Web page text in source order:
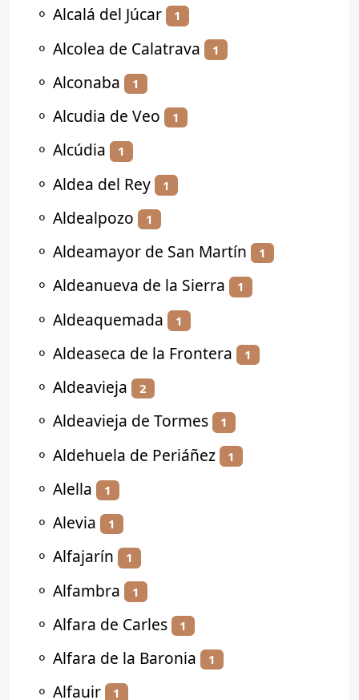
⚬ Alcalá del Júcar 1
⚬ Alcolea de Calatrava 1
⚬ Alconaba 1
⚬ Alcudia de Veo 1
⚬ Alcúdia 1
⚬ Aldea del Rey 1
⚬ Aldealpozo 1
⚬ Aldeamayor de San Martín 1
⚬ Aldeanueva de la Sierra 1
⚬ Aldeaquemada 1
⚬ Aldeaseca de la Frontera 1
⚬ Aldeavieja 2
⚬ Aldeavieja de Tormes 1
⚬ Aldehuela de Periáñez 1
⚬ Alella 1
⚬ Alevia 1
⚬ Alfajarín 1
⚬ Alfambra 1
⚬ Alfara de Carles 1
⚬ Alfara de la Baronia 1
⚬ Alfauir 1